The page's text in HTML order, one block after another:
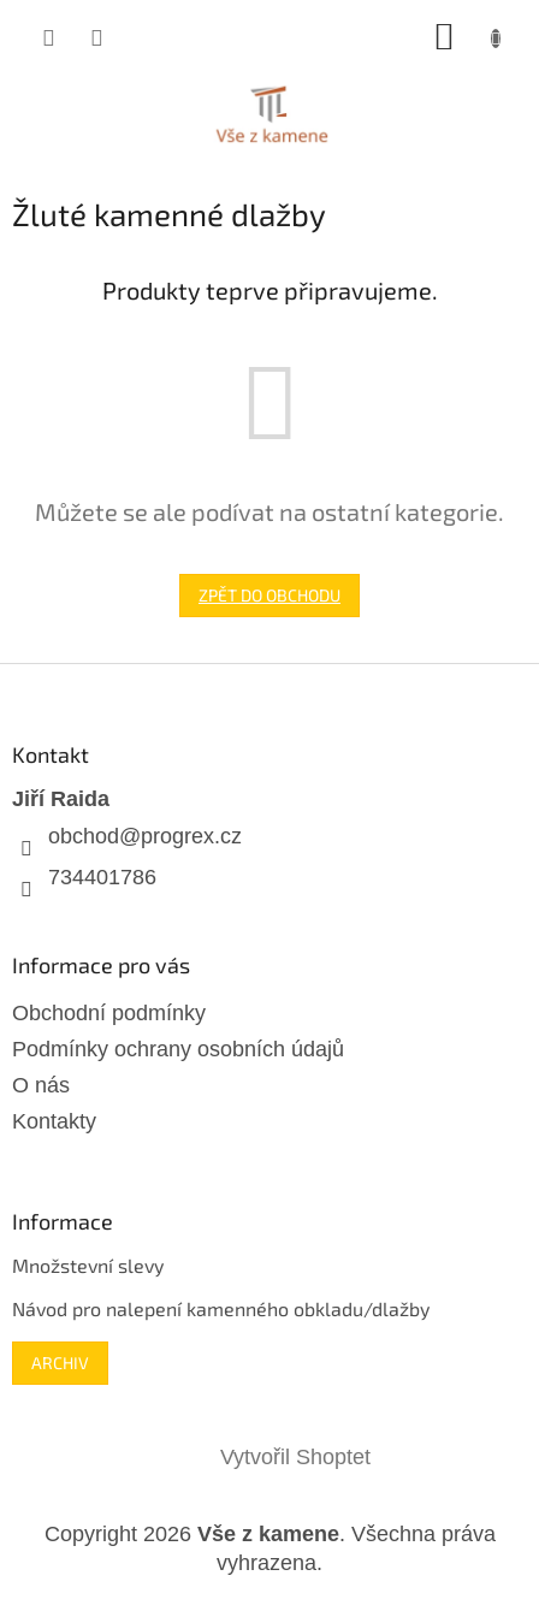
Žluté kamenné dlažby
Produkty teprve připravujeme.
Můžete se ale podívat na ostatní kategorie.
ZPĚT DO OBCHODU
Kontakt
Jiří Raida
obchod@progrex.cz
734401786
Informace pro vás
Obchodní podmínky
Podmínky ochrany osobních údajů
O nás
Kontakty
Informace
Množstevní slevy
Návod pro nalepení kamenného obkladu/dlažby
ARCHIV
Vytvořil Shoptet
Copyright 2026 Vše z kamene. Všechna práva
vyhrazena.